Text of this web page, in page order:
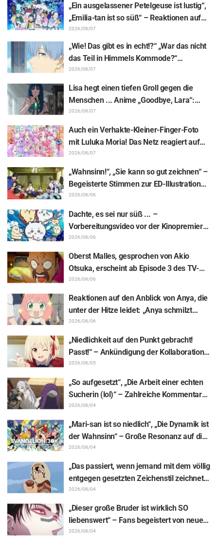
„Ein ausgelassener Petelgeuse ist lustig“,
„Emilia-tan ist so süß“ – Reaktionen auf
das enthüllte Visuelle zum Event
anlässlich des 10-jährigen Anime-
Jubiläums von „Re:ZERO -Starting Life in
Another World-“
2026/08/07
„Wie! Das gibt es in echt!?“ „War das nicht
das Teil in Himmels Kommode?“
Enthüllung des „Horns des Dunklen
Drachen“ aus Episode 1 von „Frieren –
Nach dem Ende der Reise“ versetzt Fans
2026/08/07
Lisa hegt einen tiefen Groll gegen die
Menschen ... Anime „Goodbye, Lara“:
Synopsis und Vorab-Screenshots zu Folge
6 veröffentlicht
2026/08/07
Auch ein Verhakte-Kleiner-Finger-Foto
mit Luluka Moria! Das Netz reagiert auf
den Bericht der Synchronsprecherin Nao
Tōyama vom Besuch der Dream Stage zu
„Star Detective Precure!“ mit: „Das sind ja
zwei Arcanas!“
2026/08/07
„Wahnsinn!“, „Sie kann so gut zeichnen“ –
Begeisterte Stimmen zur ED-Illustration
von Asaki Yuikawa, der Sprecherin der
Hauptfigur aus „The Elusive Samurai“, für
Episode 13
2026/08/06
Dachte, es sei nur süß ... –
Vorbereitungsvideo vor der Kinopremiere
von „Chiikawa“ sorgt mit überraschender
Kluft für Erstaunen: „Härter als gedacht“,
„Es geht nur um Arbeit“
2026/08/06
Oberst Malles, gesprochen von Akio
Otsuka, erscheint ab Episode 3 des TV-
Animes „The Ghost in the Shell“! Cast-
Kommentar & Endcard enthüllt
2026/08/06
Reaktionen auf den Anblick von Anya, die
unter der Hitze leidet: „Anya schmilzt
dahin“ – „SPY x FAMILY“-
Ankündigungsillustration sorgt für
Aufsehen
2026/08/06
„Niedlichkeit auf den Punkt gebracht!
Passt!“ – Ankündigung der Kollaboration
zwischen „Lycoris Recoil“ und Kumamine
von „Shigoto Neko“ sorgt für zahlreiche
„Passt!“-Reaktionen
2026/08/05
„So aufgesetzt“, „Die Arbeit einer echten
Sucherin (lol)“ – Zahlreiche Kommentare
zu einer Frieren-Plüschfigur, die in einer
Ausstellungs-Mimik steckt: „Frieren –
Nach dem Ende der Reise“
2026/08/04
„Mari-san ist so niedlich“, „Die Dynamik ist
der Wahnsinn“ – Große Resonanz auf die
Enthüllung von Hidenori Matsubaras
wunderschöner Zeichnung der drei
Figuren aus „Neon Genesis Evangelion“ im
Plugsuit
2026/08/04
„Das passiert, wenn jemand mit dem völlig
entgegen gesetzten Zeichenstil zeichnet“
– Fans begeistert von der Unterstützungs-
Illustration des „Yowamushi Pedal“-
Schöpfers für „Jaadugar: A Witch in
Mongolia“
2026/08/04
„Dieser große Bruder ist wirklich SO
liebenswert“ – Fans begeistert von neuen
Illustrationen zur „JUJUTSU KAISEN“-
2026/08/04